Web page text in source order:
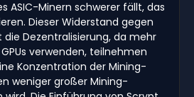
ASIC-Minern schwerer fällt, das
Dieser Widerstand gegen
die Dezentralisierung, da mehr
verwenden, teilnehmen
Konzentration der Mining-
weniger großer Mining-